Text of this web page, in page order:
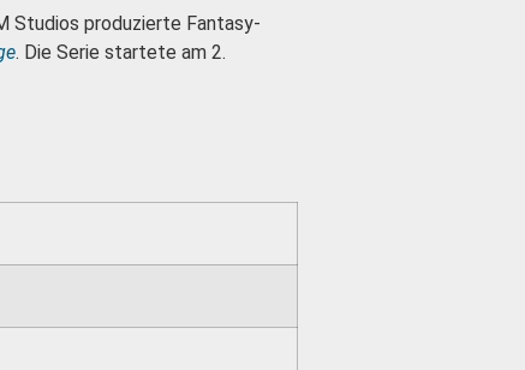
Studios produzierte Fantasy-
. Die Serie startete am 2.